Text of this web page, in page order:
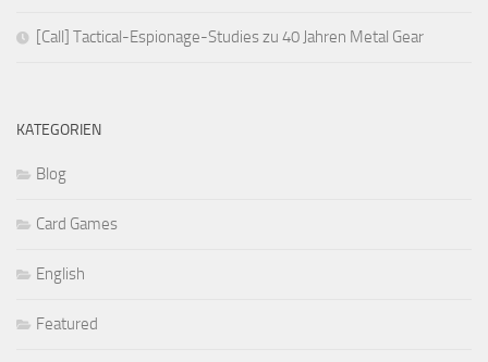
[Call] Tactical-Espionage-Studies zu 40 Jahren Metal Gear
KATEGORIEN
Blog
Card Games
English
Featured